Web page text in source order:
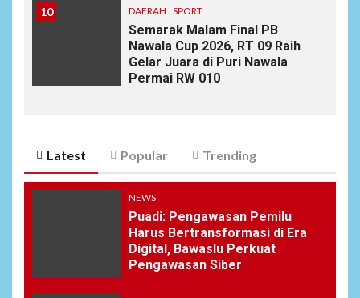
10 DAERAH SPORT
Semarak Malam Final PB
Nawala Cup 2026, RT 09 Raih
Gelar Juara di Puri Nawala
Permai RW 010
Latest Popular Trending
NEWS
Puadi: Pengawasan Pemilu
Harus Bertransformasi di Era
Digital, Bawaslu Perkuat
Pengawasan Siber